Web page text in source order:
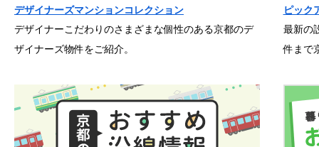
デザイナーズマンションコレクション
デザイナーこだわりのさまざまな個性のある京都のデ
ザイナーズ物件をご紹介。
ピック
最新の
件まで